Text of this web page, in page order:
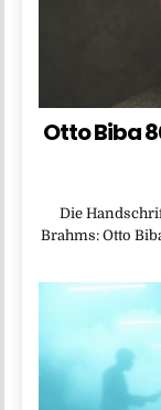
Otto Biba
Die
Brahms: Otto